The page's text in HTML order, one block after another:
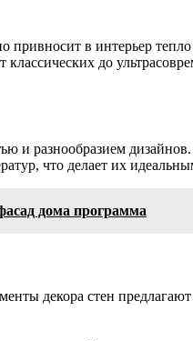
привносит в интерьер
классических до
и разнообразием
что делает их
дома программа
декора стен